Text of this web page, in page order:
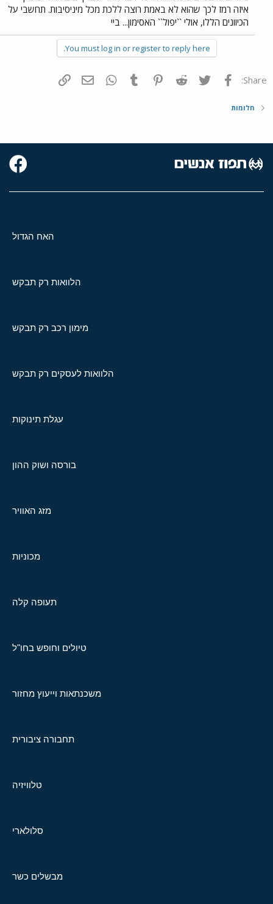
איזה רמז לכך שהוא לא באמת רוצה ללכת מכל מיניסיבות. תחשבי על
הכיוונים הללו, אולי ``יפול`` האסימון... ביי
You must log in or register to reply here.
Share: פייסבוק Twitter
Reddit
Pinterest
Tumblr
WhatsAppדואר אלקטרוני
חלומות
האח הגדול
הלוואות רק תבקש
מימון רכב רק תבקש
הלוואות לעסקים רק תבקש
עגלת תינוקות
בורסה ושוק ההון
מזג האוויר
מכוניות
תעופה קלה
טיולים וחופש בחו"ל
משכנתאות וייעוץ מחזור
תחבורה ציבורית
טלוויזיה
סלולארי
מבשלים כשר